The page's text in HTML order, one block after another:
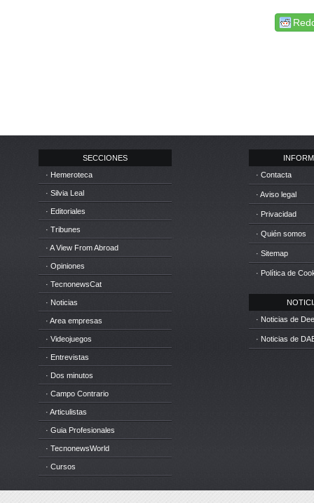
SECCIONES
· Hemeroteca
· Silvia Leal
· Editoriales
· Tribunes
· A View From Abroad
· Opiniones
· TecnonewsCat
· Noticias
· Area empresas
· Videojuegos
· Entrevistas
· Dos minutos
· Campo Contrario
· Articulistas
· Guia Profesionales
· TecnonewsWorld
· Cursos
· Contacta
· Aviso legal
· Privacidad
· Quién somos
· Sitemap
· Política de
· Noticias de
· Noticias de